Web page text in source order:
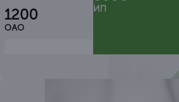
1200
ОАО
ИП